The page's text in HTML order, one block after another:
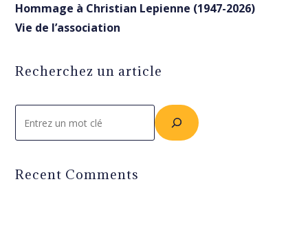
Hommage à Christian Lepienne (1947-2026)
Vie de l’association
Recherchez un article
Recent Comments